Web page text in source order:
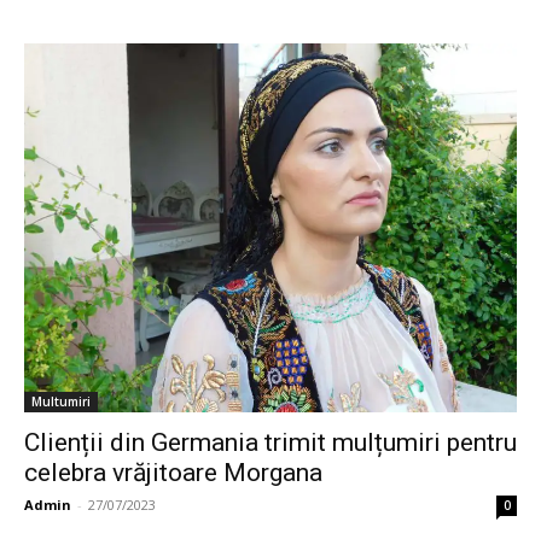
Multumiri
Clienții din Germania trimit mulțumiri pentru
celebra vrăjitoare Morgana
Admin - 27/07/2023 0